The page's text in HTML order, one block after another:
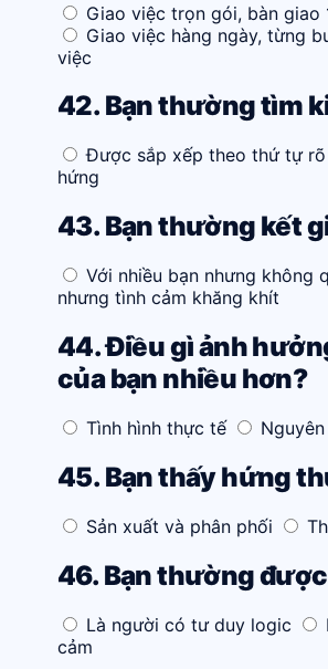
Giao việc trọn gói, bàn giao
Giao việc hàng ngày, từng
việc
42. Bạn thường tìm
Được sắp xếp theo thứ tự rõ
hứng
43. Bạn thường kết
Với nhiều bạn nhưng không
nhưng tình cảm khăng khít
44. Điều gì ảnh
của bạn nhiều hơn?
Tình hình thực tế
45. Bạn thấy hứng
Sản xuất và phân phối
46. Bạn thường
Là người có tư duy logic
cảm